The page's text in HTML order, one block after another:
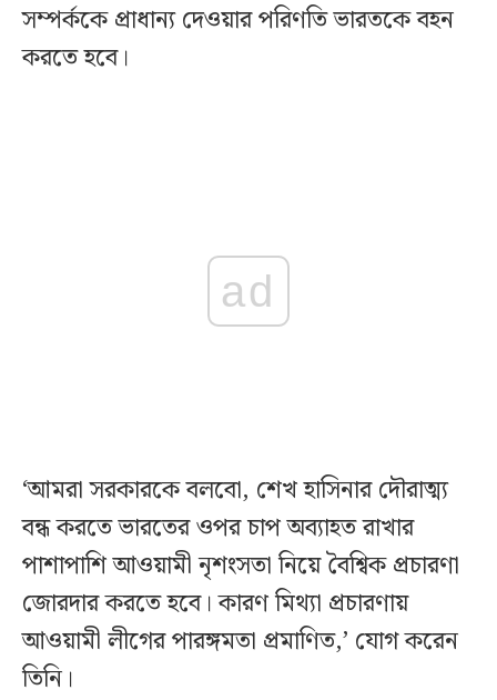
সম্পর্ককে প্রাধান্য দেওয়ার পরিণতি ভারতকে বহন
করতে হবে।
ad
‘আমরা সরকারকে বলবো, শেখ হাসিনার দৌরাত্ম্য
বন্ধ করতে ভারতের ওপর চাপ অব্যাহত রাখার
পাশাপাশি আওয়ামী নৃশংসতা নিয়ে বৈশ্বিক প্রচারণা
জোরদার করতে হবে। কারণ মিথ্যা প্রচারণায়
আওয়ামী লীগের পারঙ্গমতা প্রমাণিত,’ যোগ করেন
তিনি।